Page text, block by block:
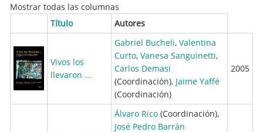
Mostrar todas las columnas
Título
Autores
Vivos los
llevaron ...
Gabriel Bucheli, Valentina
Curto, Vanesa Sanguinetti,
Carlos Demasi
(Coordinación), Jaime Yaffé
(Coordinación)
2005
Álvaro Rico (Coordinación),
José Pedro Barrán